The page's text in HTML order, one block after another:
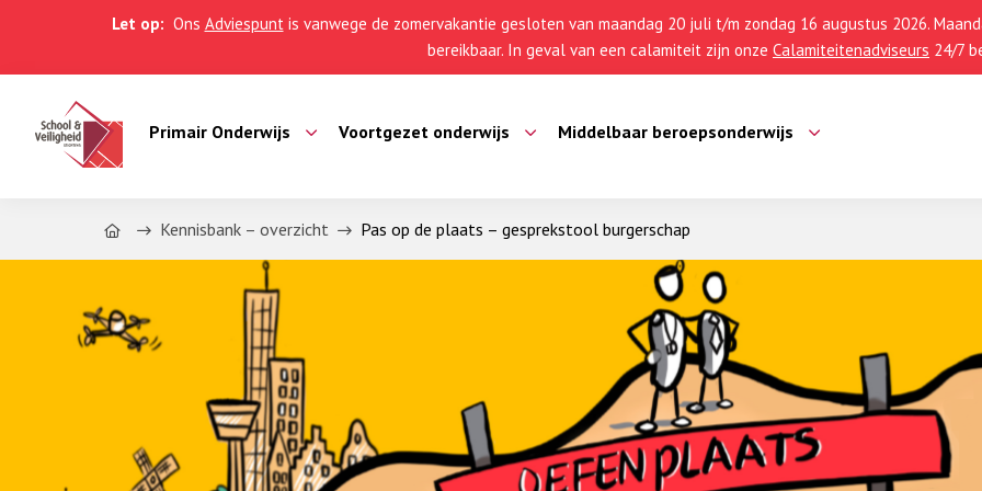
Let op: Ons Adviespuntis vanwege de zomervakantie gesloten van maandag 20 juli t/m zondag 16 augustus 2026.
bereikbaar. In geval van een calamiteit zijn onze Calamiteitenadviseurs 24/7
Primair Onderwijs Voortgezet onderwijs Middelbaar beroepsonderwijs
Home Kennisbank – overzicht Pas op de plaats – gesprekstool burgerschap